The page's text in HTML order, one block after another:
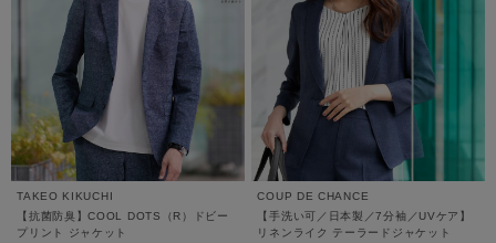
TAKEO KIKUCHI
【抗菌防臭】COOL DOTS（R）ドビー
プリント ジャケット
COUP DE CHANCE
【手洗い可／日本製／7分袖／UVケア】
リネンライク テーラードジャケット